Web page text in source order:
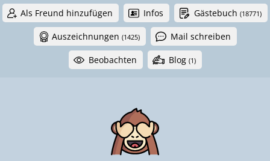
Als Freund hinzufügen Infos Gästebuch (18771)
Auszeichnungen (1425) Mail schreiben
Beobachten Blog (1)